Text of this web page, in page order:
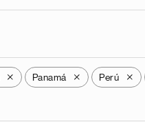
X Panamá X Perú X